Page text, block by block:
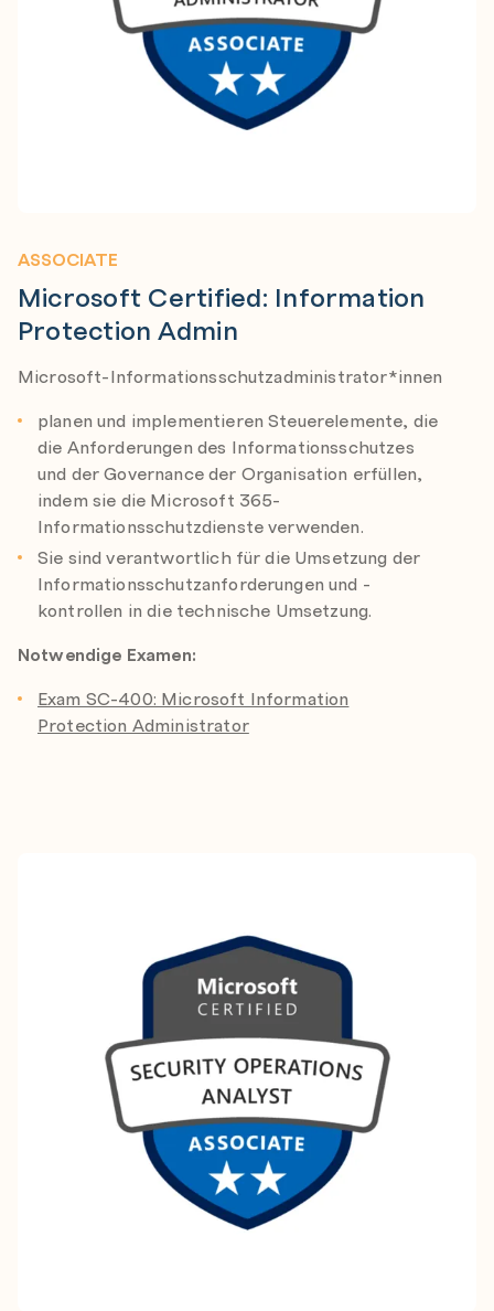
ASSOCIATE
Microsoft Certified: Information
Protection Admin
Microsoft-Informationsschutzadministrator*innen
planen und implementieren Steuerelemente, die
die Anforderungen des Informationsschutzes
und der Governance der Organisation erfüllen,
indem sie die Microsoft 365-
Informationsschutzdienste verwenden.
Sie sind verantwortlich für die Umsetzung der
Informationsschutzanforderungen und -
kontrollen in die technische Umsetzung.
Notwendige Examen:
Exam SC-400: Microsoft Information
Protection Administrator